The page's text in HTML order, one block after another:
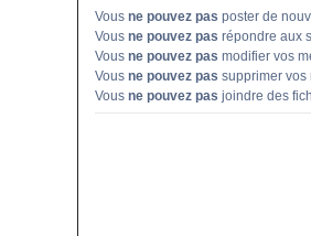
Vous ne pouvez pas poster de
Vous ne pouvez pas répondre aux
Vous ne pouvez pas modifier vos
Vous ne pouvez pas supprimer vos
Vous ne pouvez pas joindre des